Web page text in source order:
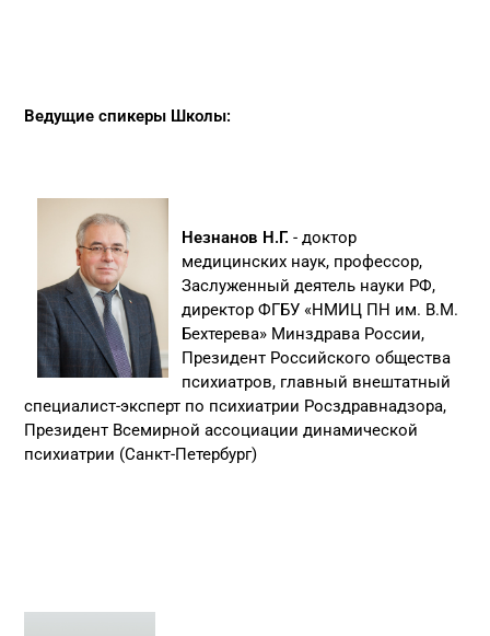
Ведущие спикеры Школы:
Незнанов Н.Г. - доктор
медицинских наук, профессор,
Заслуженный деятель науки РФ,
директор ФГБУ «НМИЦ ПН им. В.М.
Бехтерева» Минздрава России,
Президент Российского общества
психиатров, главный внештатный
специалист-эксперт по психиатрии Росздравнадзора,
Президент Всемирной ассоциации динамической
психиатрии (Санкт-Петербург)